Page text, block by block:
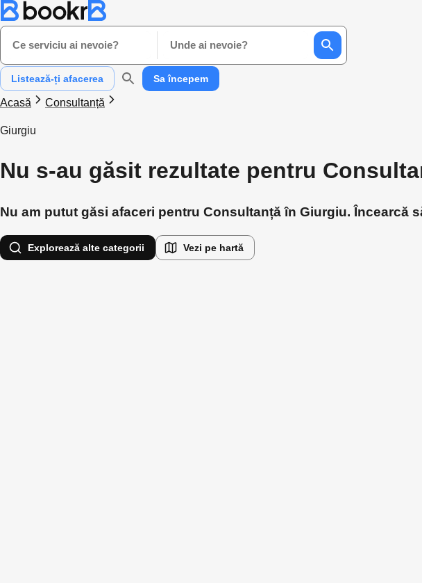
Ce serviciu ai nevoie? Unde ai nevoie?
Listează-ți afacerea Sa începem
Acasă Consultanță
Giurgiu
Nu s-au găsit rezultate pentru
Nu am putut găsi afaceri pentru Consultanță în Giurgiu. Încearcă
Explorează alte categorii Vezi pe hartă